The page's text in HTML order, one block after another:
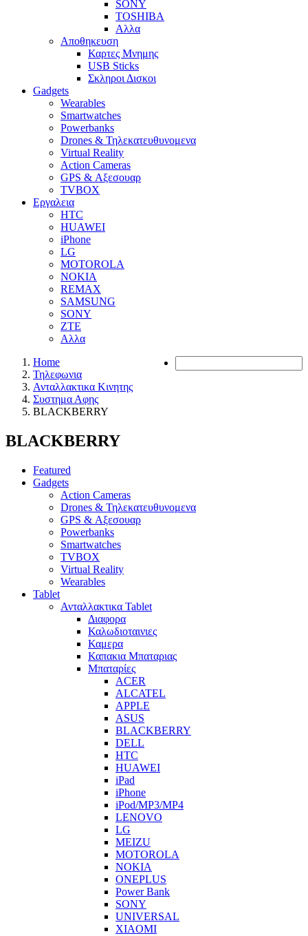
SONY
TOSHIBA
Αλλα
Αποθηκευση
Καρτες Μνημης
USB Sticks
Σκληροι Δισκοι
Gadgets
Wearables
Smartwatches
Powerbanks
Drones & Τηλεκατευθυνομενα
Virtual Reality
Action Cameras
GPS & Αξεσουαρ
TVBOX
Εργαλεια
HTC
HUAWEI
iPhone
LG
MOTOROLA
NOKIA
REMAX
SAMSUNG
SONY
ZTE
Αλλα
Home
Τηλεφωνια
Ανταλλακτικα Κινητης
Συστημα Αφης
BLACKBERRY
BLACKBERRY
Featured
Gadgets
Action Cameras
Drones & Τηλεκατευθυνομενα
GPS & Αξεσουαρ
Powerbanks
Smartwatches
TVBOX
Virtual Reality
Wearables
Tablet
Ανταλλακτικα Tablet
Διαφορα
Καλωδιοταινιες
Καμερα
Καπακια Μπαταριας
Μπαταρίες
ACER
ALCATEL
APPLE
ASUS
BLACKBERRY
DELL
HTC
HUAWEI
iPad
iPhone
iPod/MP3/MP4
LENOVO
LG
MEIZU
MOTOROLA
NOKIA
ONEPLUS
Power Bank
SONY
UNIVERSAL
XIAOMI